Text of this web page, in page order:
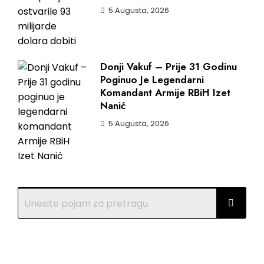
5 Augusta, 2026
Donji Vakuf – Prije 31 Godinu
Poginuo Je Legendarni
Komandant Armije RBiH Izet
Nanić
5 Augusta, 2026